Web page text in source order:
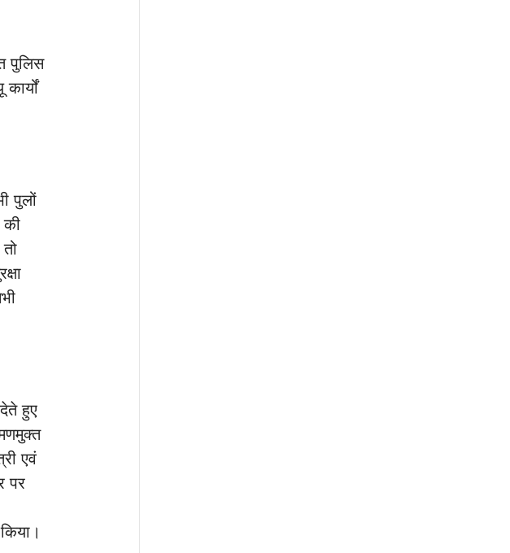
पुलिस
पुलों
की
हुए
एवं
पर